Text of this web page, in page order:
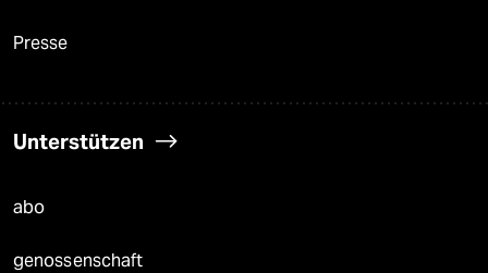
Presse
Unterstützen
abo
genossenschaft